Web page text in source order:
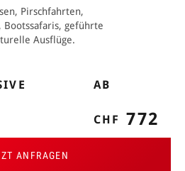
Pirschfahrten,
Bootssafaris, geführte
Ausflüge.
AB
CHF 772
ANFRAGEN